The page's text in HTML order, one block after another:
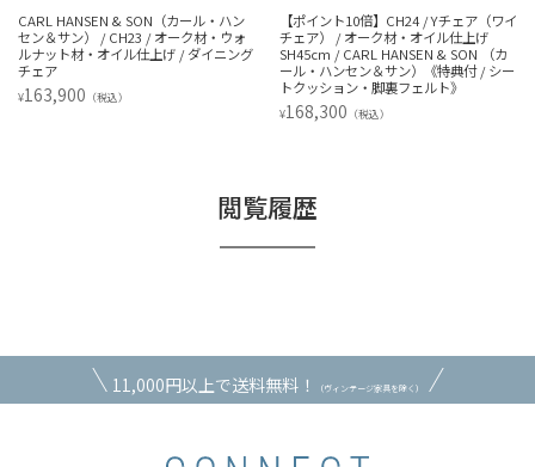
【ポイント10倍】CH24 / Yチェア（ワイ
チェア） / オーク材・オイル仕上げ
SH45cm / CARL HANSEN & SON （カ
ール・ハンセン＆サン）《特典付 / シー
トクッション・脚裏フェルト》
168,300
FRITZ HANSEN（フリッツ・ハンセン）
/ Night Owl（ナイト・オウル） / アッ
シュ / テーブルランプ《特典付 / LED電
球》
¥34,980（税込）
閲覧履歴
11,000円以上で送料無料！ （ヴィンテージ家具を除く）